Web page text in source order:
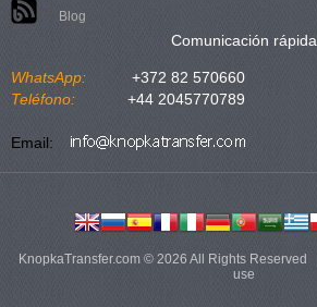
Blog
Comunicación rápida
WhatsApp:
+372 82 570660
Teléfono:
+44 2045770789
Email:
KnopkaTransfer.com © 2026 All Rights Reserved
use